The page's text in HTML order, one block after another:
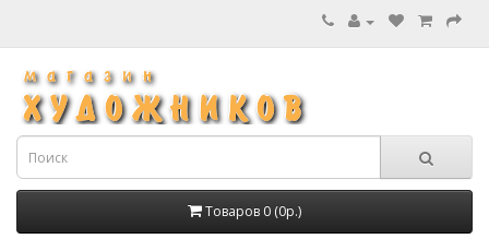
Товаров 0 (0р.)